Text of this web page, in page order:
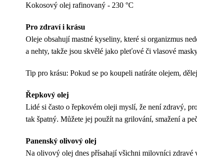
Kokosový olej rafinovaný - 230 °C
Pro zdraví i krásu
Oleje obsahují mastné kyseliny, které si organizmus
a nehty, takže jsou skvělé jako pleťové či vlasové
Tip pro krásu: Pokud se po koupeli natíráte olejem,
Řepkový olej
Lidé si často o řepkovém oleji myslí, že není zdravý,
tak špatný. Můžete jej použít na grilování, smažení a
Panenský olivový olej
Na olivový olej dnes přísahají všichni milovníci